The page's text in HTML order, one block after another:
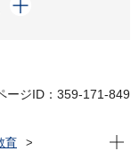
ージID：359-171-849
育
現在